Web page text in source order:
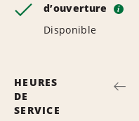
d’ouverture
i
Disponible
HEURES
DE
SERVICE